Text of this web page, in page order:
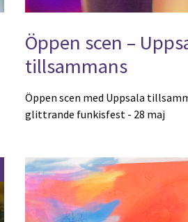
Öppen scen –
tillsammans
Öppen scen med Uppsala
glittrande funkisfest - 28 maj